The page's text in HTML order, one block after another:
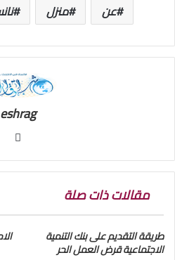
عن
منزل
eshrag
مقالات ذات صلة
طريقة التقديم على بنك التنمية
الاجتماعية قرض العمل الحر